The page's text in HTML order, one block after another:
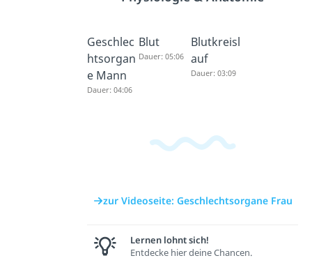
Geschlec
htsorgan
e Mann
Dauer: 04:06
Blut
Dauer: 05:06
Blutkreisl
auf
Dauer: 03:09
zur Videoseite: Geschlechtsorgane Frau
Lernen lohnt sich!
Entdecke hier deine Chancen.